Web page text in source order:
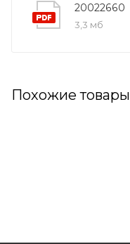
20022660
3,3 мб
Похожие товары